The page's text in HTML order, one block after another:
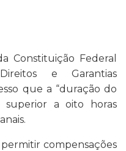
Constituição Federal
e Garantias
que a “duração do
superior a oito horas
compensações